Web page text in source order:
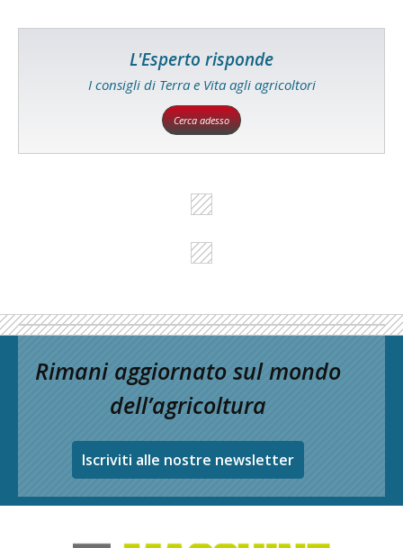
L'Esperto risponde
I consigli di Terra e Vita agli agricoltori
Cerca adesso
Rimani aggiornato sul mondo
dell’agricoltura
Iscriviti alle nostre newsletter